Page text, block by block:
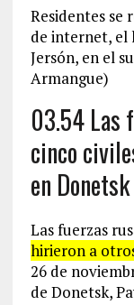
Residentes se
de internet, el
Jersón, en el
Armangue)
03.54 Las
cinco
en Donetsk
Las fuerzas
hirieron a
26 de
de Donetsk,